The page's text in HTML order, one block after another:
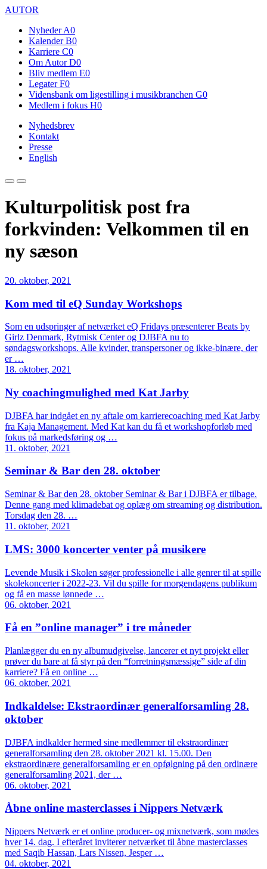
AUTOR
Nyheder A0
Kalender B0
Karriere C0
Om Autor D0
Bliv medlem E0
Legater F0
Vidensbank om ligestilling i musikbranchen G0
Medlem i fokus H0
Nyhedsbrev
Kontakt
Presse
English
Kulturpolitisk post fra
forkvinden: Velkommen til en
ny sæson
20. oktober, 2021
Kom med til eQ Sunday Workshops
Som en udspringer af netværket eQ Fridays præsenterer Beats by
Girlz Denmark, Rytmisk Center og DJBFA nu to
søndagsworkshops. Alle kvinder, transpersoner og ikke-binære, der
er …
18. oktober, 2021
Ny coachingmulighed med Kat Jarby
DJBFA har indgået en ny aftale om karrierecoaching med Kat Jarby
fra Kaja Management. Med Kat kan du få et workshopforløb med
fokus på markedsføring og …
11. oktober, 2021
Seminar & Bar den 28. oktober
Seminar & Bar den 28. oktober Seminar & Bar i DJBFA er tilbage.
Denne gang med klimadebat og oplæg om streaming og distribution.
Torsdag den 28. …
11. oktober, 2021
LMS: 3000 koncerter venter på musikere
Levende Musik i Skolen søger professionelle i alle genrer til at spille
skolekoncerter i 2022-23. Vil du spille for morgendagens publikum
og få en masse lønnede …
06. oktober, 2021
Få en ”online manager” i tre måneder
Planlægger du en ny albumudgivelse, lancerer et nyt projekt eller
prøver du bare at få styr på den “forretningsmæssige” side af din
karriere? Få en online …
06. oktober, 2021
Indkaldelse: Ekstraordinær generalforsamling 28.
oktober
DJBFA indkalder hermed sine medlemmer til ekstraordinær
generalforsamling den 28. oktober 2021 kl. 15.00. Den
ekstraordinære generalforsamling er en opfølgning på den ordinære
generalforsamling 2021, der …
06. oktober, 2021
Åbne online masterclasses i Nippers Netværk
Nippers Netværk er et online producer- og mixnetværk, som mødes
hver 14. dag. I efteråret inviterer netværket til åbne masterclasses
med Saqib Hassan, Lars Nissen, Jesper …
04. oktober, 2021